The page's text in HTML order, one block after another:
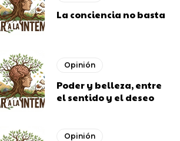
La conciencia no basta
Opinión
Poder y belleza, entre
el sentido y el deseo
Opinión